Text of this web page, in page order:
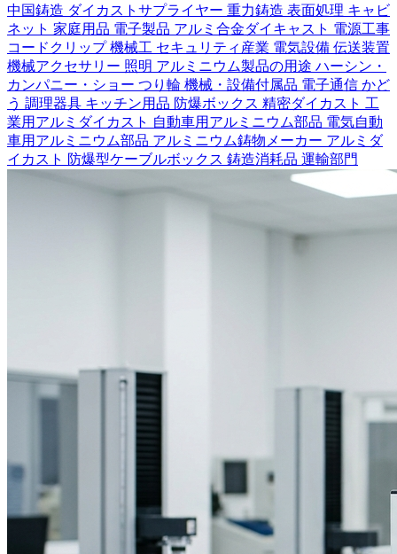
中国鋳造 ダイカストサプライヤー 重力鋳造 表面処理 キャビ
ネット 家庭用品 電子製品 アルミ合金ダイキャスト 電源工事
コードクリップ機械工 セキュリティ産業 電気設備 伝送装置
機械アクセサリー 照明 アルミニウム製品の用途 ハーシン・
カンパニー・ショー つり輪 機械・設備付属品 電子通信 かど
う 調理器具 キッチン用品 防爆ボックス 精密ダイカスト 工
業用アルミダイカスト 自動車用アルミニウム部品 電気自動
車用アルミニウム部品 アルミニウム鋳物メーカー アルミダ
イカスト 防爆型ケーブルボックス 鋳造消耗品 運輸部門